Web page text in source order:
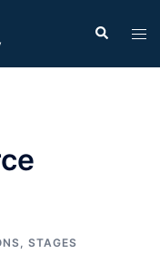
, STAGES